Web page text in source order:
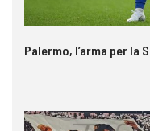
Palermo, l’arma per la